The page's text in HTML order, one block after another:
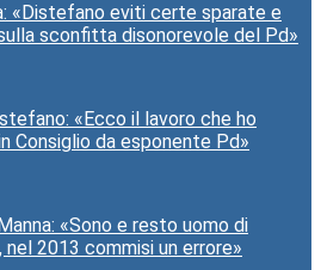
«Distefano eviti certe sparate e
sconfitta disonorevole del Pd»
«Ecco il lavoro che ho
Consiglio da esponente Pd»
«Sono e resto uomo di
nel 2013 commisi un errore»